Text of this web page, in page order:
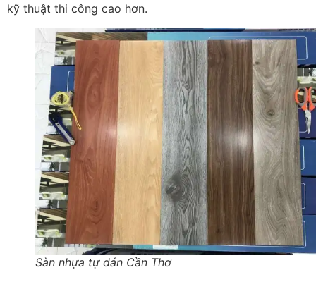
kỹ thuật thi công cao hơn.
Sàn nhựa tự dán Cần Thơ